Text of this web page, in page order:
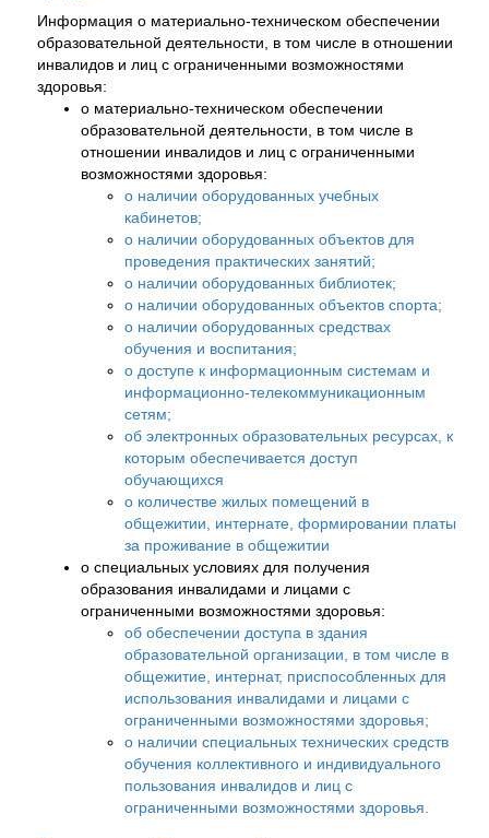
Информация о материально-техническом обеспечении
образовательной деятельности, в том числе в отношении
инвалидов и лиц с ограниченными возможностями
здоровья:
о материально-техническом обеспечении
образовательной деятельности, в том числе в
отношении инвалидов и лиц с ограниченными
возможностями здоровья:
о наличии оборудованных учебных
кабинетов;
о наличии оборудованных объектов для
проведения практических занятий;
о наличии оборудованных библиотек;
о наличии оборудованных объектов спорта;
о наличии оборудованных средствах
обучения и воспитания;
о доступе к информационным системам и
информационно-телекоммуникационным
сетям;
об электронных образовательных ресурсах, к
которым обеспечивается доступ
обучающихся
о количестве жилых помещений в
общежитии, интернате, формировании платы
за проживание в общежитии
о специальных условиях для получения
образования инвалидами и лицами с
ограниченными возможностями здоровья:
об обеспечении доступа в здания
образовательной организации, в том числе в
общежитие, интернат, приспособленных для
использования инвалидами и лицами с
ограниченными возможностями здоровья;
о наличии специальных технических средств
обучения коллективного и индивидуального
пользования инвалидов и лиц с
ограниченными возможностями здоровья.